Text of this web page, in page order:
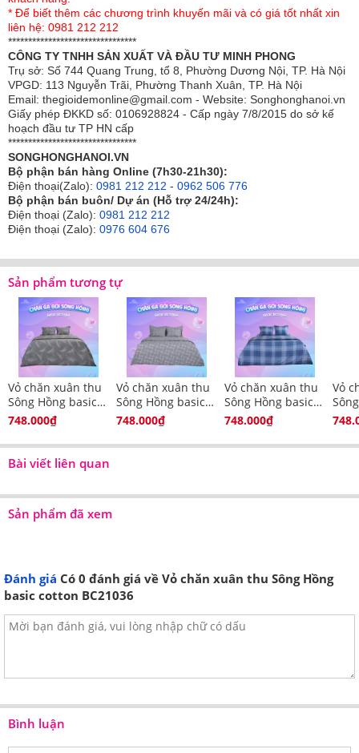
Thiết kế đa dạng kích thước 150x210, 180x210, 200x220
phù hợp với các kích thước giường khác nhau của mỗi
gia đình.
- Vỏ chăn xuân thu Sông Hồng được thiết kế chần bông
dày dặn có khóa kéo lồng được ruột, sử dụng cho bốn
mùa vì vậy đây là sản phẩm bán chạy nhất tất cả các
mùa.
Màu sắc nhẹ nhàng, chăn được chần bông thiết kế có khóa
kéo để lồng thêm ruột chăn nếu cần
Tham khảo thêm các mẫu
* Để biết thêm các chương trình khuyến mãi và có giá tốt nhất xin
liên hệ: 0981 212 212
********************************
CÔNG TY TNHH SẢN XUẤT VÀ ĐẦU TƯ MINH PHONG
Trụ sở: Số 744 Quang Trung, tổ 8, Phường Dương Nội, TP. Hà Nội
VPGD: 113 Nguyễn Trãi, Phường Thanh Xuân, TP. Hà Nội
Email: thegioidemonline@gmail.com - Website: Songhonghanoi.vn
Giấy phép ĐKKD số: 0106928824 - Cấp ngày 7/8/2015 do sở kế
hoạch đầu tư TP HN cấp
********************************
SONGHONGHANOI.VN
Bộ phận bán hàng Online (7h30-21h30):
Điện thoại(Zalo): 0981 212 212 - 0962 506 776
Bộ phận bán buôn/ Dự án (Hỗ trợ 24/24h):
Điện thoại (Zalo): 0981 212 212
Điện thoại (Zalo): 0976 604 676
Sản phẩm tương tự
Vỏ chăn xuân thu
Sông Hồng basic
cotton BC24101
748.000₫
Vỏ chăn xuân thu
Sông Hồng basic
cotton BC24106
748.000₫
Vỏ chăn xuân thu
Sông Hồng basic
cotton BC24103
748.000₫
Vỏ
Bài viết liên quan
Sản phẩm đã xem
Đánh giá Có 0 đánh giá về Vỏ chăn xuân thu Sông Hồng
basic cotton BC21036
Bình luận